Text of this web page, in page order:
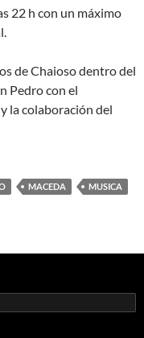
22 h con un máximo
de Chaioso dentro del
Pedro con el
la colaboración del
MACEDA
MUSICA